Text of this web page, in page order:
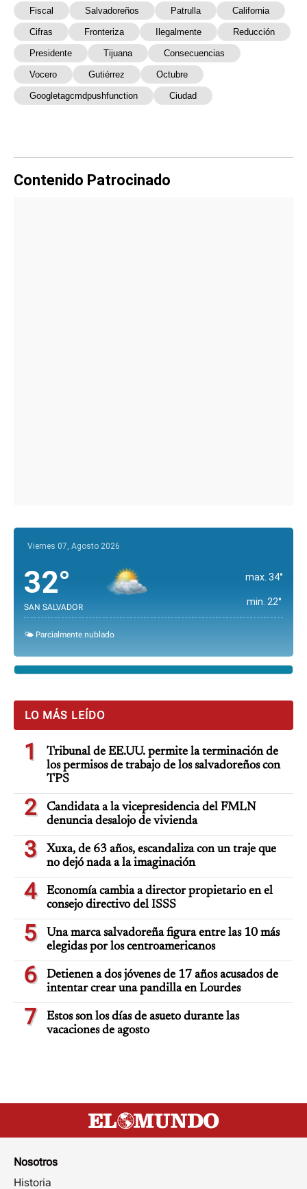
Fiscal Salvadoreños Patrulla California
Cifras Fronteriza Ilegalmente Reducción
Presidente Tijuana Consecuencias
Vocero Gutiérrez Octubre
Googletagcmdpushfunction Ciudad
Contenido Patrocinado
Viernes 07, Agosto 2026
32°
SAN SALVADOR
max. 34°
min. 22°
🌤️ Parcialmente nublado
LO MÁS LEÍDO
1
Tribunal de EE.UU. permite la terminación de
los permisos de trabajo de los salvadoreños con
TPS
2
Candidata a la vicepresidencia del FMLN
denuncia desalojo de vivienda
3
Xuxa, de 63 años, escandaliza con un traje que
no dejó nada a la imaginación
4
Economía cambia a director propietario en el
consejo directivo del ISSS
5
Una marca salvadoreña figura entre las 10 más
elegidas por los centroamericanos
6
Detienen a dos jóvenes de 17 años acusados de
intentar crear una pandilla en Lourdes
7
Estos son los días de asueto durante las
vacaciones de agosto
Nosotros
Historia